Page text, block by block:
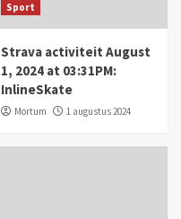
Sport
Strava activiteit August
1, 2024 at 03:31PM:
InlineSkate
Mortum 1 augustus 2024